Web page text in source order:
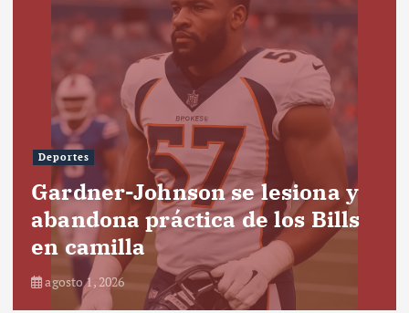
Deportes
Gardner-Johnson se lesiona y
abandona práctica de los Bills
en camilla
agosto 1, 2026